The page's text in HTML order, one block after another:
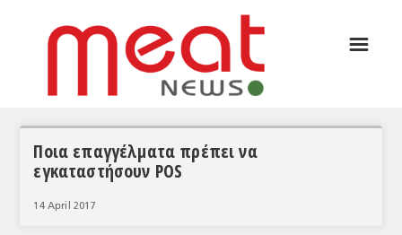
ΣΥΝΕΝΤΕΥΞΕΙΣ
ΘΕΜΑΤΑ
☰
Ποια επαγγέλματα πρέπει να
εγκαταστήσουν POS
14 April 2017